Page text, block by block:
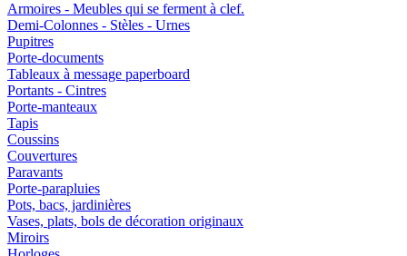
Armoires - Meubles qui se ferment à clef.
Demi-Colonnes - Stèles - Urnes
Pupitres
Porte-documents
Tableaux à message paperboard
Portants - Cintres
Porte-manteaux
Tapis
Coussins
Couvertures
Paravants
Porte-parapluies
Pots, bacs, jardinières
Vases, plats, bols de décoration originaux
Miroirs